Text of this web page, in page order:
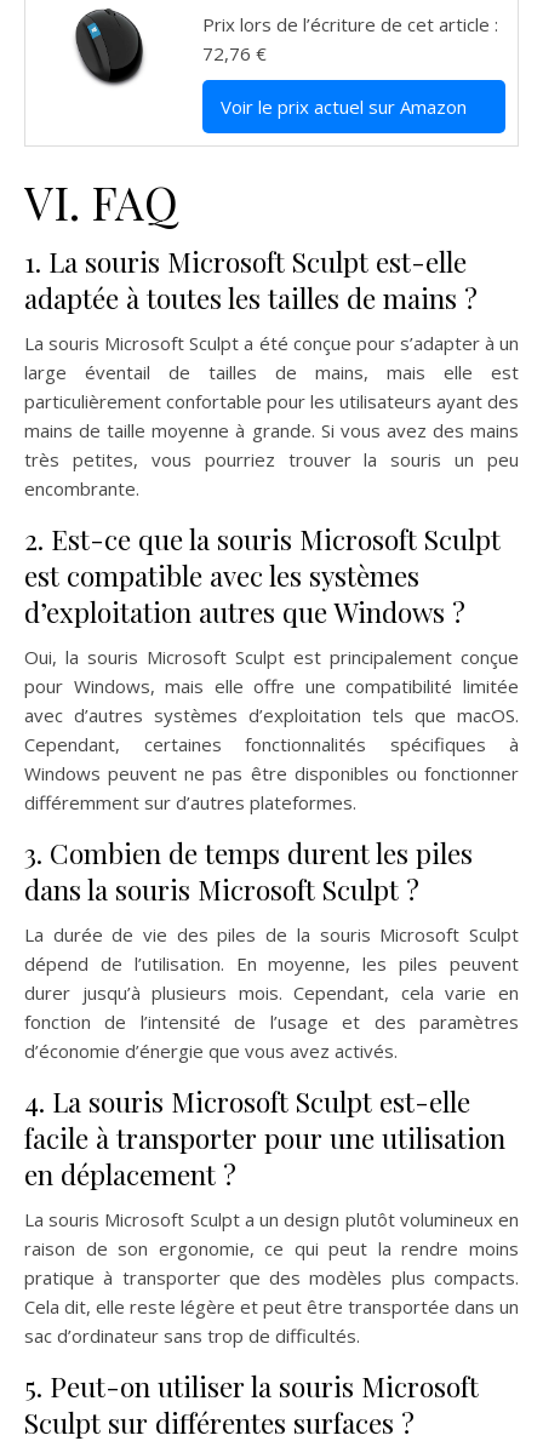
Prix lors de l’écriture de cet article :
72,76 €
Voir le prix actuel sur Amazon
VI. FAQ
1. La souris Microsoft Sculpt est-elle
adaptée à toutes les tailles de mains ?
La souris Microsoft Sculpt a été conçue pour s’adapter à un
large éventail de tailles de mains, mais elle est
particulièrement confortable pour les utilisateurs ayant des
mains de taille moyenne à grande. Si vous avez des mains
très petites, vous pourriez trouver la souris un peu
encombrante.
2. Est-ce que la souris Microsoft Sculpt
est compatible avec les systèmes
d’exploitation autres que Windows ?
Oui, la souris Microsoft Sculpt est principalement conçue
pour Windows, mais elle offre une compatibilité limitée
avec d’autres systèmes d’exploitation tels que macOS.
Cependant, certaines fonctionnalités spécifiques à
Windows peuvent ne pas être disponibles ou fonctionner
différemment sur d’autres plateformes.
3. Combien de temps durent les piles
dans la souris Microsoft Sculpt ?
La durée de vie des piles de la souris Microsoft Sculpt
dépend de l’utilisation. En moyenne, les piles peuvent
durer jusqu’à plusieurs mois. Cependant, cela varie en
fonction de l’intensité de l’usage et des paramètres
d’économie d’énergie que vous avez activés.
4. La souris Microsoft Sculpt est-elle
facile à transporter pour une utilisation
en déplacement ?
La souris Microsoft Sculpt a un design plutôt volumineux en
raison de son ergonomie, ce qui peut la rendre moins
pratique à transporter que des modèles plus compacts.
Cela dit, elle reste légère et peut être transportée dans un
sac d’ordinateur sans trop de difficultés.
5. Peut-on utiliser la souris Microsoft
Sculpt sur différentes surfaces ?